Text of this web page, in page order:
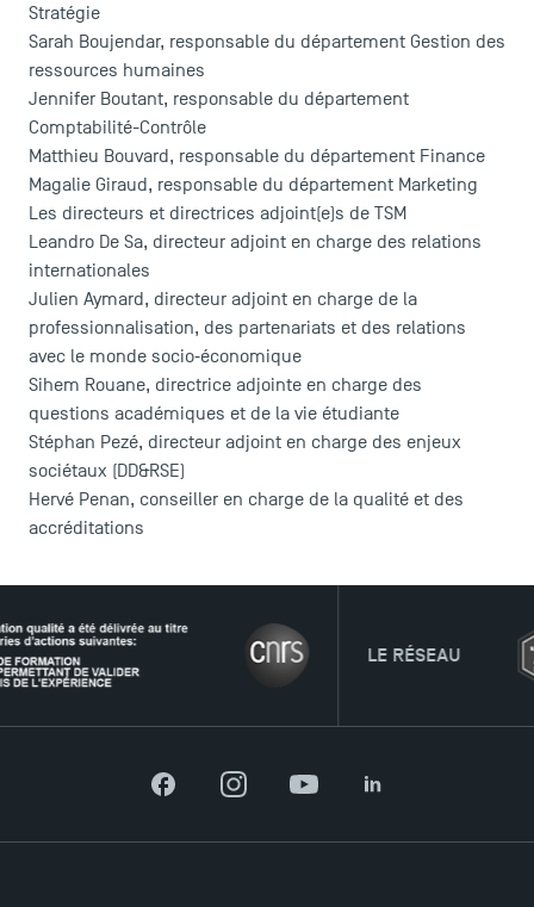
Stratégie
Sarah Boujendar, responsable du département Gestion des
ressources humaines
Jennifer Boutant, responsable du département
Comptabilité-Contrôle
Matthieu Bouvard, responsable du département Finance
Magalie Giraud, responsable du département Marketing
Les directeurs et directrices adjoint(e)s de TSM
Leandro De Sa, directeur adjoint en charge des relations
internationales
Julien Aymard, directeur adjoint en charge de la
professionnalisation, des partenariats et des relations
avec le monde socio‐économique
Sihem Rouane, directrice adjointe en charge des
questions académiques et de la vie étudiante
Stéphan Pezé, directeur adjoint en charge des enjeux
sociétaux (DD&RSE)
Hervé Penan, conseiller en charge de la qualité et des
accréditations
LE RÉSEAU
FacebookInstagramYouTubeLinkedIn